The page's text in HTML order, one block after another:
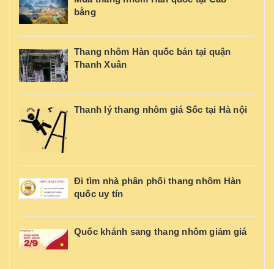
bằng
Thang nhôm Hàn quốc bán tại quận
Thanh Xuân
Thanh lý thang nhôm giá Sốc tại Hà nội
Đi tìm nhà phân phối thang nhôm Hàn
quốc uy tín
Quốc khánh sang thang nhôm giảm giá